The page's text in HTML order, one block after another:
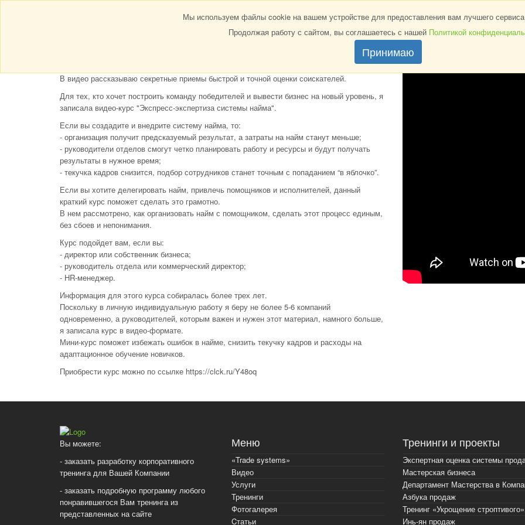
Мастер-класс "Команда победителей"
В видео рассказываю секретные приемы быстрой и точной оценки соискателей.
Для тех, кто хочет построить команду победителей и вывести бизнес на новый уровень, я
записала видео-курс "Экспресс-экспертиза системы найма".
Если вы создадите и внедрите систему найма, то:
- организация получит предсказуемый результат, а затраты на найм станут меньше;
- руководители отделов смогут четко планировать работу и ресурсы и будут получать
результаты в нужное время;
- текучка кадров снизится, подбор сотрудников станет точным с попаданием “в яблочко”.
Если вы хотите делегировать найм, привлечь помощников и исполнителей, данный
краткий курс поможет сделать это грамотно.
В нем рассмотрено, как организовать найм с помощником, сделать этот процесс единым,
без сбоев и непонимания.
Курс подойдет вам, если вы:
- директор или собственник бизнеса;
- руководитель отдела или коммерческий директор;
- HR-менеджер.
Информация для этого курса собиралась более трех лет.
Поскольку в личную индивидуальную работу я беру не более 5-6 компаний
одновременно, а руководителей, которым важен и нужен этот материал, намного больше,
я записала курс в видео-формате.
Мини-курс поможет избежать ошибок в найме, снизить текучку кадров и расходы на
адаптационное обучение новичков.
Приобрести курс можно по ссылке https://clck.ru/Y48oq
Вы можете:
- заказать разработку корпоративного
тренинга для Вашей Компании
- заказать подробную программу любого
понравившегося Вам тренинга из
представленных на сайте
Меню
«Trade systems»
Видео
Услуги
Тренинги
Фотогалерея
Cтатьи
Тренинги и проекты
Экспертная оценка системы
Мастерская бизнеса
Департамент Мастерства в
Азбука продаж
Тренинг «Укрощение
Инь-ян продаж
Мы используем файлы cookie на вашем устройстве для предоставления вам лучшего
Продолжая работу с сайтом, вы соглашаетесь с нашей Политикой
Принимаю